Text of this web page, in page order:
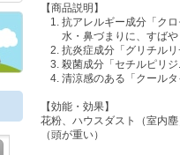
【商品説明】
抗アレルギー成分「ク
水・鼻づまりに、すばや
抗炎症成分「グリチル
殺菌成分「セチルピリ
清涼感のある「クールタ
【効能・効果】
花粉、ハウスダスト（室内
（頭が重い）